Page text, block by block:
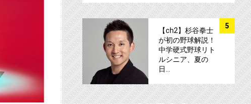
5
【ch2】杉谷拳士
が初の野球解説！
中学硬式野球リト
ルシニア、夏の
日…